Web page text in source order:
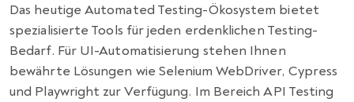
Das heutige Automated Testing-Ökosystem bietet
spezialisierte Tools für jeden erdenklichen Testing-
Bedarf. Für UI-Automatisierung stehen Ihnen
bewährte Lösungen wie Selenium WebDriver, Cypress
und Playwright zur Verfügung. Im Bereich API Testing